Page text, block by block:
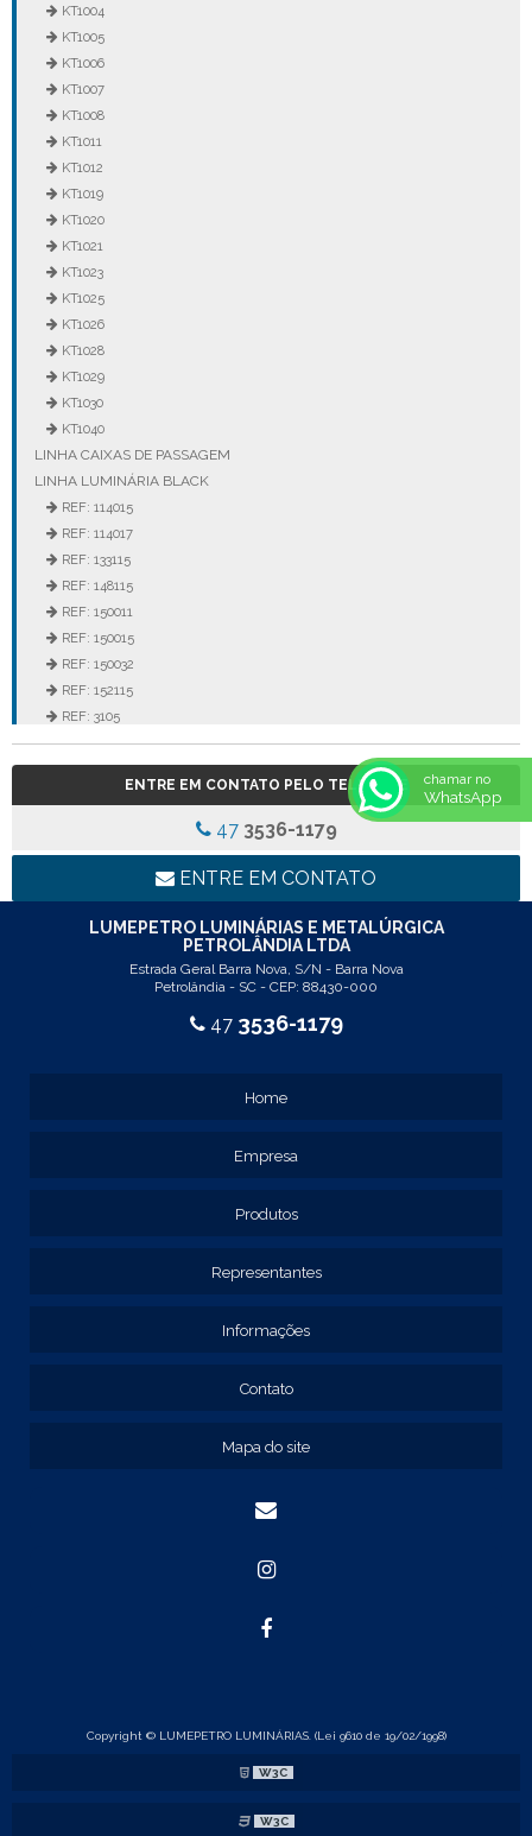
KT1004
KT1005
KT1006
KT1007
KT1008
KT1011
KT1012
KT1019
KT1020
KT1021
KT1023
KT1025
KT1026
KT1028
KT1029
KT1030
KT1040
LINHA CAIXAS DE PASSAGEM
LINHA LUMINÁRIA BLACK
REF: 114015
REF: 114017
REF: 133115
REF: 148115
REF: 150011
REF: 150015
REF: 150032
REF: 152115
REF: 3105
REF: 3106
REF: 5105
LINHA LUMINÁRIA COMERCIAL DE EMBUTIR
REF: 102005
REF: 103005
REF: 105015
REF: 160105
ENTRE EM CONTATO PELO TELEFONE
47 3536-1179
ENTRE EM CONTATO
LUMEPETRO LUMINÁRIAS E METALÚRGICA
PETROLÂNDIA LTDA
Estrada Geral Barra Nova, S/N - Barra Nova
Petrolândia - SC - CEP: 88430-000
47 3536-1179
Home
Empresa
Produtos
Representantes
Informações
Contato
Mapa do site
Copyright © LUMEPETRO LUMINÁRIAS. (Lei 9610 de 19/02/1998)
W3C
W3C
chamar no
WhatsApp